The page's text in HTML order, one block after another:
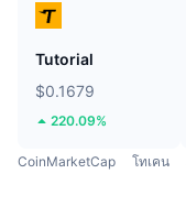
Tutorial
$0.1679
220.09%
CoinMarketCap โทเคน